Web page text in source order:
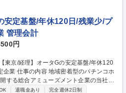
数）を活用した効率的なデータ集計お
安定基盤/年休120日/残業少/プ
管理会計
円
チンコホ
する総合アミューズメント企業の当社に
来の部長候補として、課長代理もしくは
退職金あり
完全週休2日制